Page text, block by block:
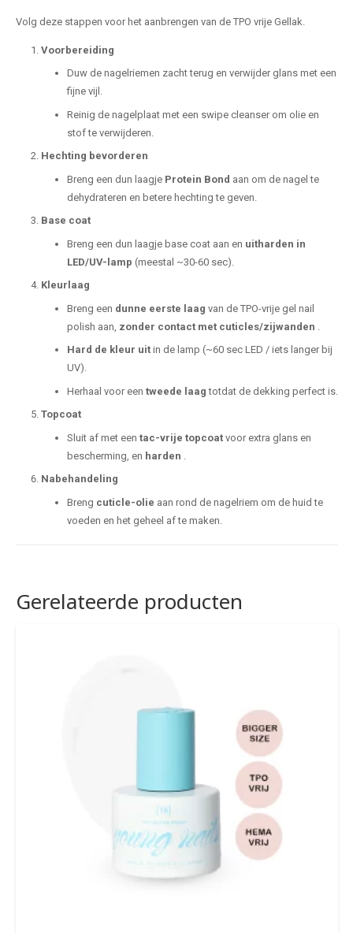
Volg deze stappen voor het aanbrengen van de TPO vrije Gellak.
Voorbereiding
Duw de nagelriemen zacht terug en verwijder glans met een
fijne vijl.
Reinig de nagelplaat met een swipe cleanser om olie en
stof te verwijderen.
Hechting bevorderen
Breng een dun laagje Protein Bond aan om de nagel te
dehydrateren en betere hechting te geven.
Base coat
Breng een dun laagje base coat aan en uitharden in
LED/UV-lamp (meestal ~30-60 sec).
Kleurlaag
Breng een dunne eerste laag van de TPO-vrije gel nail
polish aan, zonder contact met cuticles/zijwanden
Hard de kleur uitin de lamp (~60 sec LED / iets langer bij
UV).
Herhaal voor een tweede laag totdat de dekking perfect is.
Topcoat
Sluit af met een tac-vrije topcoatvoor extra glans en
bescherming, en harden
Nabehandeling
Breng cuticle-olie aan rond de nagelriem om de huid te
voeden en het geheel af te maken.
Gerelateerde producten